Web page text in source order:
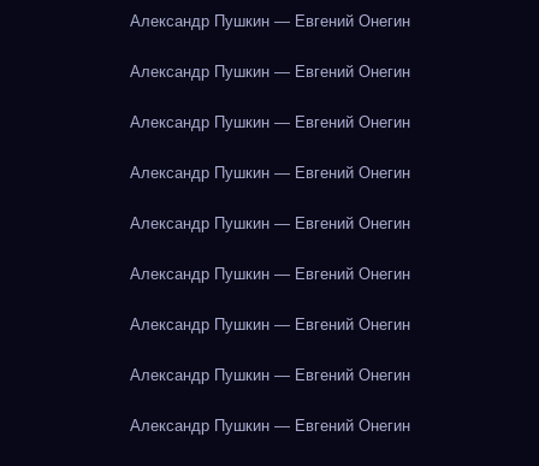
Александр Пушкин — Евгений Онегин
Александр Пушкин — Евгений Онегин
Александр Пушкин — Евгений Онегин
Александр Пушкин — Евгений Онегин
Александр Пушкин — Евгений Онегин
Александр Пушкин — Евгений Онегин
Александр Пушкин — Евгений Онегин
Александр Пушкин — Евгений Онегин
Александр Пушкин — Евгений Онегин